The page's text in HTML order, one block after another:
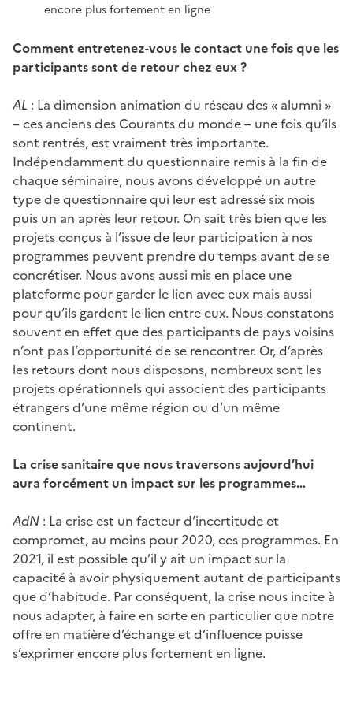
encore plus fortement en ligne
Comment entretenez-vous le contact une fois que les
participants sont de retour chez eux ?
AL : La dimension animation du réseau des « alumni »
– ces anciens des Courants du monde – une fois qu’ils
sont rentrés, est vraiment très importante.
Indépendamment du questionnaire remis à la fin de
chaque séminaire, nous avons développé un autre
type de questionnaire qui leur est adressé six mois
puis un an après leur retour. On sait très bien que les
projets conçus à l’issue de leur participation à nos
programmes peuvent prendre du temps avant de se
concrétiser. Nous avons aussi mis en place une
plateforme pour garder le lien avec eux mais aussi
pour qu’ils gardent le lien entre eux. Nous constatons
souvent en effet que des participants de pays voisins
n’ont pas l’opportunité de se rencontrer. Or, d’après
les retours dont nous disposons, nombreux sont les
projets opérationnels qui associent des participants
étrangers d’une même région ou d’un même
continent.
La crise sanitaire que nous traversons aujourd’hui
aura forcément un impact sur les programmes…
AdN : La crise est un facteur d’incertitude et
compromet, au moins pour 2020, ces programmes. En
2021, il est possible qu’il y ait un impact sur la
capacité à avoir physiquement autant de participants
que d’habitude. Par conséquent, la crise nous incite à
nous adapter, à faire en sorte en particulier que notre
offre en matière d’échange et d’influence puisse
s’exprimer encore plus fortement en ligne.